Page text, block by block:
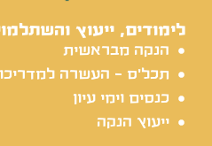
לימודים, ייעוץ
הנקה מבראשית
תכל'ס - העשרה
כנסים וימי עיון
ייעוץ הנקה